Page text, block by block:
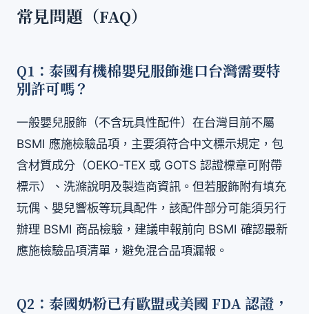
常見問題（FAQ）
Q1：泰國有機棉嬰兒服飾進口台灣需要特
別許可嗎？
一般嬰兒服飾（不含玩具性配件）在台灣目前不屬
BSMI 應施檢驗品項，主要須符合中文標示規定，包
含材質成分（OEKO-TEX 或 GOTS 認證標章可附帶
標示）、洗滌說明及製造商資訊。但若服飾附有填充
玩偶、嬰兒響板等玩具配件，該配件部分可能須另行
辦理 BSMI 商品檢驗，建議申報前向 BSMI 確認最新
應施檢驗品項清單，避免混合品項漏報。
Q2：泰國奶粉已有歐盟或美國 FDA 認證，